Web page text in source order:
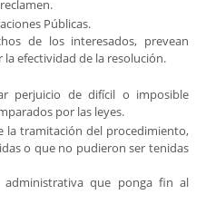
Públicas.
de los interesados, prevean
la efectividad de la resolución.
perjuicio de difícil o imposible
por las leyes.
la tramitación del procedimiento,
o que no pudieron ser tenidas
administrativa que ponga fin al